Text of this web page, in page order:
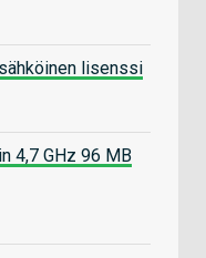
lisenssi
4,7 GHz 96 MB